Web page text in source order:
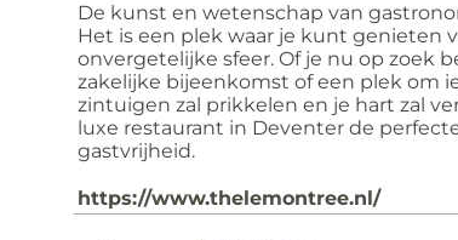
De kunst en wetenschap van
Het is een plek waar je kunt genieten
onvergetelijke sfeer. Of je nu op zoek
zakelijke bijeenkomst of een plek om
zintuigen zal prikkelen en je hart zal
luxe restaurant in Deventer de
gastvrijheid.
https://www.thelemontree.nl/